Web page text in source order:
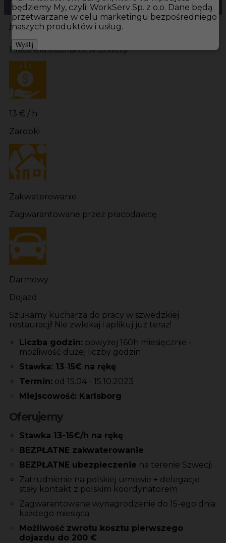
Hotistin Oferty pracyKuchnia Karlsborg
Praca dla kucharza w Szwecji
13 € / h
Zarobki
Zakwaterowanie
Zagwarantowane przez pracodawcę
Darmowy
Dojazd
Szukamy kucharza do pracy w szwedzkiej
restauracji! Nie zwlekaj i aplikuj już teraz!
Liczba godzin: powyżej 160h miesięcznie -
możliwość dużej liczby godzin
Stawka: 13-15€ na rękę
Termin: od 15.04 - 15.10.2023
Miejscowość: Karlsborg
Oferujemy
Stawka 13-15€/h na rękę
BEZPŁATNE zakwaterowanie
BEZPŁATNE ubezpieczenie na terenie Szwecji
Zatrudnienie na polskiej umowie + delegacje -
stały kontakt z polskim koordynatorem
Zagwarantowane wynagrodzenie do 15-ego dnia
każdego miesiąca
Możliwość zwrotu kosztu pierwszego
dojazdu do 200 €
będziemy My, czyli: WorkServ Sp. z o.o. Dane będą
przetwarzane w celu marketingu bezpośredniego
naszych produktów i usług.
Wyślij